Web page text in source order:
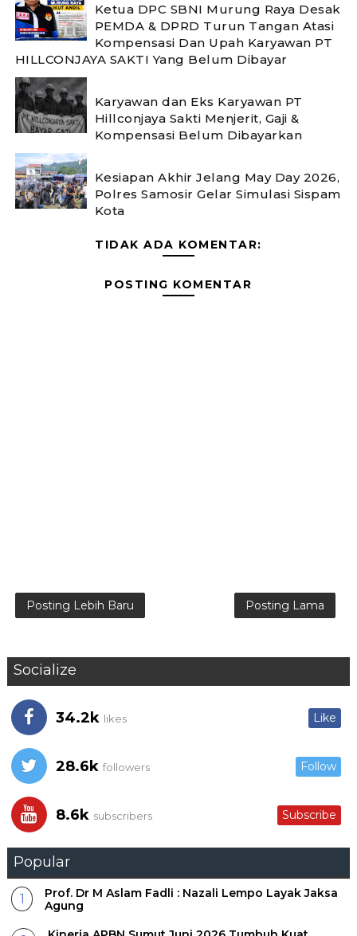
Ketua DPC SBNI Murung Raya Desak
PEMDA & DPRD Turun Tangan Atasi
Kompensasi Dan Upah Karyawan PT
HILLCONJAYA SAKTI Yang Belum Dibayar
Karyawan dan Eks Karyawan PT
Hillconjaya Sakti Menjerit, Gaji &
Kompensasi Belum Dibayarkan
Kesiapan Akhir Jelang May Day 2026,
Polres Samosir Gelar Simulasi Sispam
Kota
TIDAK ADA KOMENTAR:
POSTING KOMENTAR
Posting Lebih Baru Posting Lama
Socialize
34.2k likes Like
28.6k followers Follow
8.6k subscribers Subscribe
Popular
Prof. Dr M Aslam Fadli : Nazali Lempo Layak Jaksa
Agung